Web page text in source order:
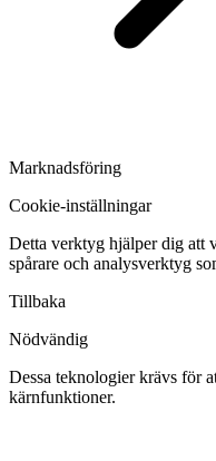
Marknadsföring
Cookie-inställningar
Detta verktyg hjälper dig att
spårare och analysverktyg
Tillbaka
Nödvändig
Dessa teknologier krävs för
kärnfunktioner.